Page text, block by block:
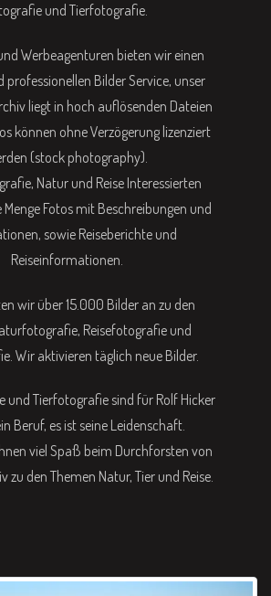
und Tierfotografie.
Werbeagenturen bieten wir einen
professionellen Bilder Service, unser
liegt in hoch auflösenden Dateien
können ohne Verzögerung lizenziert
(stock photography).
Natur und Reise Interessierten
Fotos mit Beschreibungen und
sowie Reiseberichte und
Reiseinformationen.
wir über 15.000 Bilder an zu den
Reisefotografie und
Wir aktivieren täglich neue Bilder.
und Tierfotografie sind für Rolf Hicker
Beruf, es ist seine Leidenschaft.
viel Spaß beim Durchforsten von
zu den Themen Natur, Tier und Reise.